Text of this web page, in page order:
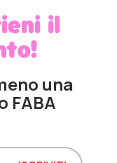
il
una
FABA